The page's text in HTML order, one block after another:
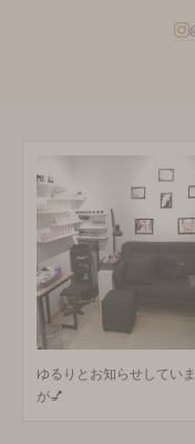
ゆるりとお知らせしていま
が💅